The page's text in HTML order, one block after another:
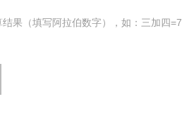
果（填写阿拉伯数字），如：三加四=7